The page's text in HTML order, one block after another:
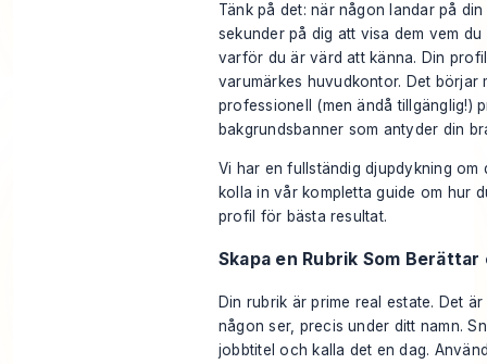
Tänk på det: när någon landar på
sekunder på dig att visa dem vem
varför du är värd att känna. Din
varumärkes huvudkontor. Det börjar
professionell (men ändå tillgänglig!)
bakgrundsbanner som antyder din
Vi har en fullständig djupdykning om
kolla in vår kompletta guide om hur
profil för bästa resultat.
Skapa en Rubrik Som
Din rubrik är prime real estate. Det
någon ser, precis under ditt namn.
jobbtitel och kalla det en dag.